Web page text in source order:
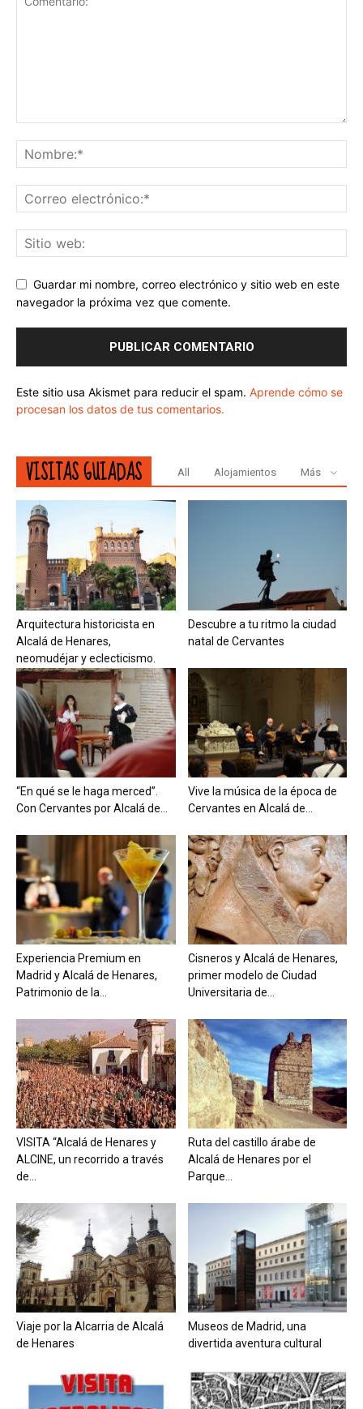
Guardar mi nombre, correo electrónico y sitio web en este
navegador la próxima vez que comente.
Este sitio usa Akismet para reducir el spam. Aprende cómo se
procesan los datos de tus comentarios.
VISITAS GUIADAS All Alojamientos Más
Arquitectura historicista en
Alcalá de Henares,
neomudéjar y eclecticismo.
Descubre a tu ritmo la ciudad
natal de Cervantes
“En qué se le haga merced”.
Con Cervantes por Alcalá de...
Vive la música de la época de
Cervantes en Alcalá de...
Experiencia Premium en
Madrid y Alcalá de Henares,
Patrimonio de la...
Cisneros y Alcalá de Henares,
primer modelo de Ciudad
Universitaria de...
VISITA “Alcalá de Henares y
ALCINE, un recorrido a través
de...
Ruta del castillo árabe de
Alcalá de Henares por el
Parque...
Viaje por la Alcarria de Alcalá
de Henares
Museos de Madrid, una
divertida aventura cultural